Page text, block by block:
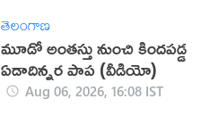
తెలంగాణ
మూడో అంతస్తు నుంచి కిందపడ్డ
ఏడాదిన్నర పాప (వీడియో)
Aug 06, 2026, 16:08 IST